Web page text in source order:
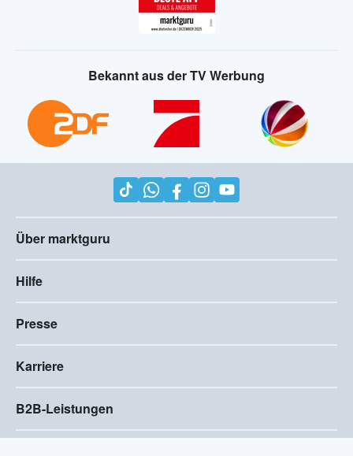
Bekannt aus der TV Werbung
Über marktguru
Hilfe
Presse
Karriere
B2B-Leistungen